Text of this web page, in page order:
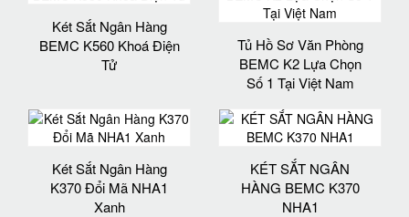
Két Sắt Ngân Hàng
BEMC K560 Khoá Điện
Tử
Tủ Hồ Sơ Văn Phòng
BEMC K2 Lựa Chọn
Số 1 Tại Việt Nam
Két Sắt Ngân Hàng
K370 Đổi Mã NHA1
Xanh
KÉT SẮT NGÂN
HÀNG BEMC K370
NHA1